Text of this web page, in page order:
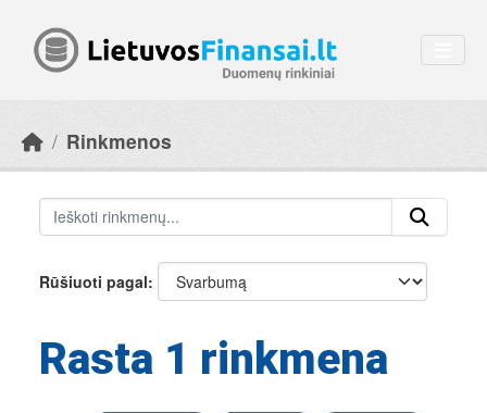
Rinkmenos
Rūšiuoti pagal
Rasta 1 rinkmena